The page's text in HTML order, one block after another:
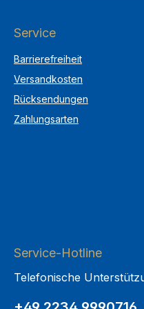
Service
Barrierefreiheit
Versandkosten
Rücksendungen
Zahlungsarten
Service-Hotline
Telefonische